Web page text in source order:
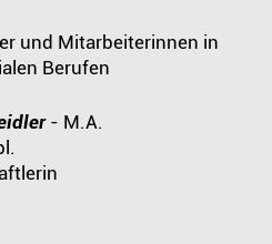
und Mitarbeiterinnen in
Berufen
- M.A.